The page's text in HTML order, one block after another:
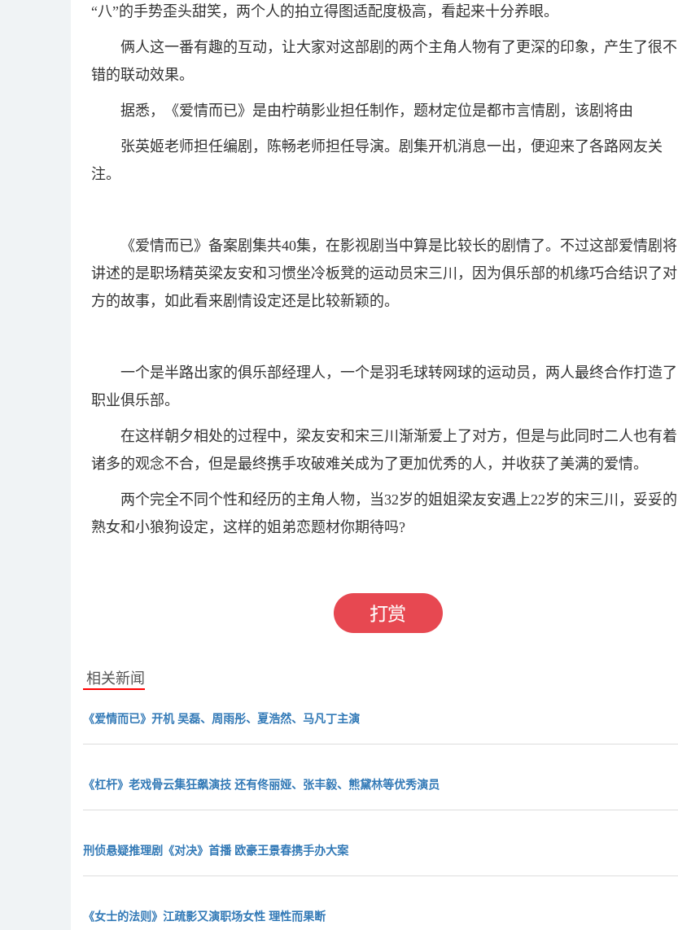
“八”的手势歪头甜笑，两个人的拍立得图适配度极高，看起来十分养眼。
俩人这一番有趣的互动，让大家对这部剧的两个主角人物有了更深的印象，产生了很不
错的联动效果。
据悉，《爱情而已》是由柠萌影业担任制作，题材定位是都市言情剧，该剧将由
张英姬老师担任编剧，陈畅老师担任导演。剧集开机消息一出，便迎来了各路网友关
注。
《爱情而已》备案剧集共40集，在影视剧当中算是比较长的剧情了。不过这部爱情剧将
讲述的是职场精英梁友安和习惯坐冷板凳的运动员宋三川，因为俱乐部的机缘巧合结识了对
方的故事，如此看来剧情设定还是比较新颖的。
一个是半路出家的俱乐部经理人，一个是羽毛球转网球的运动员，两人最终合作打造了
职业俱乐部。
在这样朝夕相处的过程中，梁友安和宋三川渐渐爱上了对方，但是与此同时二人也有着
诸多的观念不合，但是最终携手攻破难关成为了更加优秀的人，并收获了美满的爱情。
两个完全不同个性和经历的主角人物，当32岁的姐姐梁友安遇上22岁的宋三川，妥妥的
熟女和小狼狗设定，这样的姐弟恋题材你期待吗?
相关新闻
《爱情而已》开机 吴磊、周雨彤、夏浩然、马凡丁主演
《杠杆》老戏骨云集狂飙演技 还有佟丽娅、张丰毅、熊黛林等优秀演员
刑侦悬疑推理剧《对决》首播 欧豪王景春携手办大案
《女士的法则》江疏影又演职场女性 理性而果断